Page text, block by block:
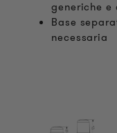
generiche
Base
necessaria